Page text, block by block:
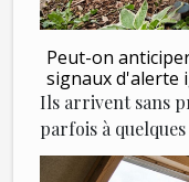
Peut-on
signaux d'alerte
Ils arrivent sans
parfois à